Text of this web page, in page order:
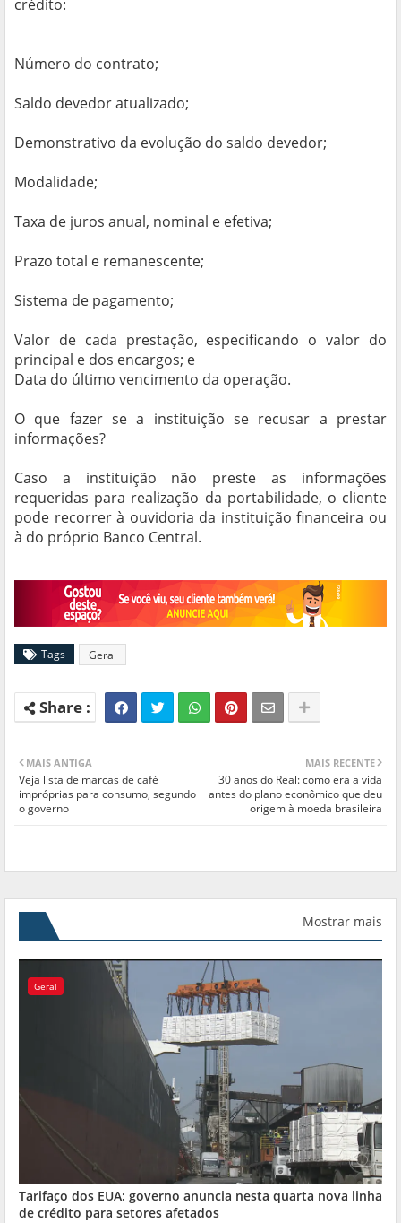
crédito:
Número do contrato;
Saldo devedor atualizado;
Demonstrativo da evolução do saldo devedor;
Modalidade;
Taxa de juros anual, nominal e efetiva;
Prazo total e remanescente;
Sistema de pagamento;
Valor de cada prestação, especificando o valor do
principal e dos encargos; e
Data do último vencimento da operação.
O que fazer se a instituição se recusar a prestar
informações?
Caso a instituição não preste as informações
requeridas para realização da portabilidade, o cliente
pode recorrer à ouvidoria da instituição financeira ou
à do próprio Banco Central.
Tags Geral
MAIS RECENTE
30 anos do Real: como era a vida
antes do plano econômico que deu
origem à moeda brasileira
MAIS ANTIGA
Veja lista de marcas de café
impróprias para consumo, segundo
o governo
Mostrar mais
Geral
Tarifaço dos EUA: governo anuncia nesta quarta nova linha
de crédito para setores afetados